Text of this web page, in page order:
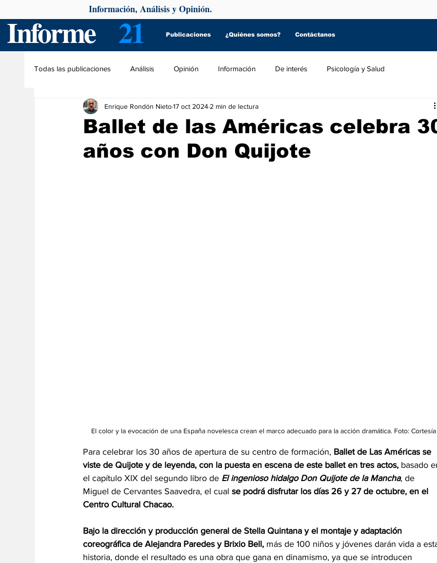
Informe 21 Publicaciones ¿Quiénes somos? Contáctanos
Información, Análisis y Opinión.
Todas las publicaciones Análisis Opinión Información De interés Psicología y Salud
Ballet de las Américas celebra
años con Don Quijote
Enrique Rondón Nieto17 oct 2024 2 min de lectura
El color y la evocación de una España novelesca crean el marco adecuado para la acción dramática. Foto: Cortesía
Para celebrar los 30 años de apertura de su centro de formación, Ballet de Las Américas se
viste de Quijote y de leyenda, con la puesta en escena de este ballet en tres actos, basado
el capítulo XIX del segundo libro de El ingenioso hidalgo Don Quijote de la Mancha, de
Miguel de Cervantes Saavedra, el cual se podrá disfrutar los días 26 y 27 de octubre, en el
Centro Cultural Chacao.
Bajo la dirección y producción general de Stella Quintana y el montaje y adaptación
coreográfica de Alejandra Paredes y Brixio Bell, más de 100 niños y jóvenes darán vida a
historia, donde el resultado es una obra que gana en dinamismo, ya que se introducen